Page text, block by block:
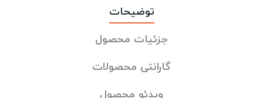
توضیحات
جزئیات محصول
گارانتی محصولات